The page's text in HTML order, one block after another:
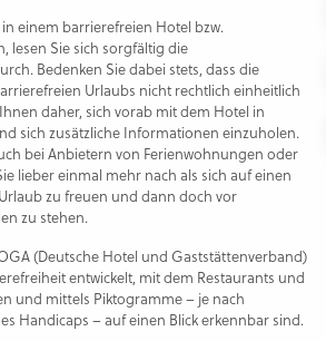
einem barrierefreien Hotel bzw.
lesen Sie sich sorgfältig die
Bedenken Sie dabei stets, dass die
Urlaubs nicht rechtlich einheitlich
daher, sich vorab mit dem Hotel in
sich zusätzliche Informationen einzuholen.
bei Anbietern von Ferienwohnungen oder
lieber einmal mehr nach als sich auf einen
zu freuen und dann doch vor
zu stehen.
(Deutsche Hotel und Gaststättenverband)
entwickelt, mit dem Restaurants und
und mittels Piktogramme – je nach
Handicaps – auf einen Blick erkennbar sind.